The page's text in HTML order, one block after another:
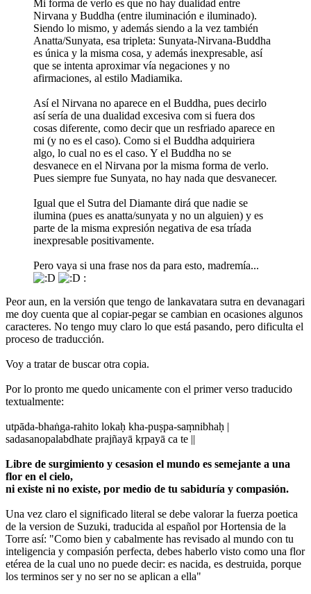
Mi forma de verlo es que no hay dualidad entre
Nirvana y Buddha (entre iluminación e iluminado).
Siendo lo mismo, y además siendo a la vez también
Anatta/Sunyata, esa tripleta: Sunyata-Nirvana-Buddha
es única y la misma cosa, y además inexpresable, así
que se intenta aproximar vía negaciones y no
afirmaciones, al estilo Madiamika.
Así el Nirvana no aparece en el Buddha, pues decirlo
así sería de una dualidad excesiva com si fuera dos
cosas diferente, como decir que un resfriado aparece en
mi (y no es el caso). Como si el Buddha adquiriera
algo, lo cual no es el caso. Y el Buddha no se
desvanece en el Nirvana por la misma forma de verlo.
Pues siempre fue Sunyata, no hay nada que desvanecer.
Igual que el Sutra del Diamante dirá que nadie se
ilumina (pues es anatta/sunyata y no un alguien) y es
parte de la misma expresión negativa de esa tríada
inexpresable positivamente.
Pero vaya si una frase nos da para esto, madremía...
:
Peor aun, en la versión que tengo de lankavatara sutra en devanagari
me doy cuenta que al copiar-pegar se cambian en ocasiones algunos
caracteres. No tengo muy claro lo que está pasando, pero dificulta el
proceso de traducción.
Voy a tratar de buscar otra copia.
Por lo pronto me quedo unicamente con el primer verso traducido
textualmente:
utpāda-bhaṅga-rahito lokaḥ kha-puṣpa-saṃnibhaḥ |
sadasanopalabdhate prajñayā kṛpayā ca te ||
Libre de surgimiento y cesasion el mundo es semejante a una
flor en el cielo,
ni existe ni no existe, por medio de tu sabiduría y compasión.
Una vez claro el significado literal se debe valorar la fuerza poetica
de la version de Suzuki, traducida al español por Hortensia de la
Torre así: "Como bien y cabalmente has revisado al mundo con tu
inteligencia y compasión perfecta, debes haberlo visto como una flor
etérea de la cual uno no puede decir: es nacida, es destruida, porque
los terminos ser y no ser no se aplican a ella"